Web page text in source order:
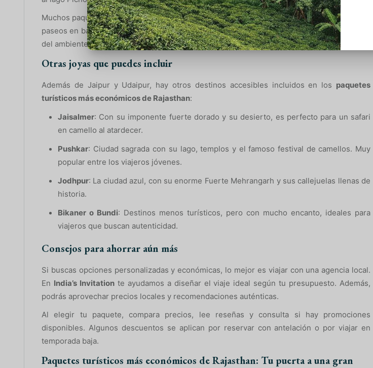
Muchos paquetes turísticos incluyen visitas al Palacio de la Ciudad, el Templo de Jagdish y
paseos en barco. También hay hoteles económicos con vistas al lago, ideales para disfrutar
del ambiente romántico sin gastar mucho.
Otras joyas que puedes incluir
Además de Jaipur y Udaipur, hay otros destinos accesibles incluidos en los paquetes
turísticos más económicos de Rajasthan:
Jaisalmer: Con su imponente fuerte dorado y su desierto, es perfecto para un safari
en camello al atardecer.
Pushkar: Ciudad sagrada con su lago, templos y el famoso festival de camellos. Muy
popular entre los viajeros jóvenes.
Jodhpur: La ciudad azul, con su enorme Fuerte Mehrangarh y sus callejuelas llenas de
historia.
Bikaner o Bundi: Destinos menos turísticos, pero con mucho encanto, ideales para
viajeros que buscan autenticidad.
Consejos para ahorrar aún más
Si buscas opciones personalizadas y económicas, lo mejor es viajar con una agencia local.
En India’s Invitationte ayudamos a diseñar el viaje ideal según tu presupuesto. Además,
podrás aprovechar precios locales y recomendaciones auténticas.
Al elegir tu paquete, compara precios, lee reseñas y consulta si hay promociones
disponibles. Algunos descuentos se aplican por reservar con antelación o por viajar en
temporada baja.
Paquetes turísticos más económicos de Rajasthan: Tu puerta a una gran